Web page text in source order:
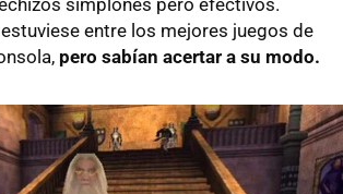
entre los mejores juegos de
pero sabían acertar a su modo.